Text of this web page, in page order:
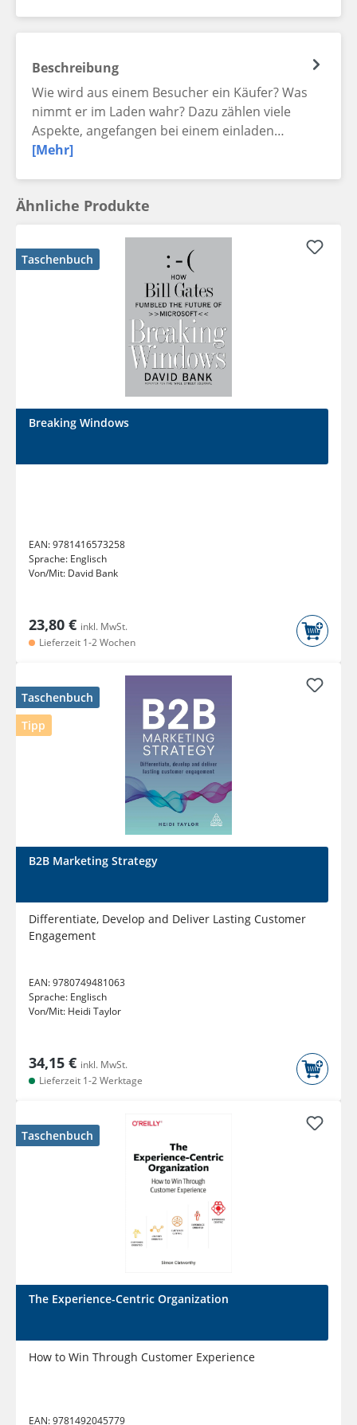
Beschreibung
Wie wird aus einem Besucher ein Käufer? Was
nimmt er im Laden wahr? Dazu zählen viele
Aspekte, angefangen bei einem einladen…
[Mehr]
Ähnliche Produkte
Taschenbuch
Breaking Windows
EAN:9781416573258
Sprache: Englisch
Von/Mit: David Bank
23,80 € inkl. MwSt.
Lieferzeit 1-2 Wochen
Taschenbuch
Tipp
B2B Marketing Strategy
Differentiate, Develop and Deliver Lasting Customer
Engagement
EAN:9780749481063
Sprache: Englisch
Von/Mit: Heidi Taylor
34,15 € inkl. MwSt.
Lieferzeit 1-2 Werktage
Taschenbuch
The Experience-Centric Organization
How to Win Through Customer Experience
EAN:9781492045779